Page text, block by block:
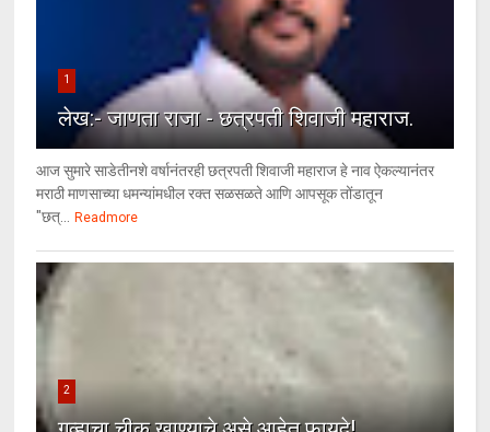
1
लेख:- जाणता राजा - छत्रपती शिवाजी महाराज.
आज सुमारे साडेतीनशे वर्षानंतरही छत्रपती शिवाजी महाराज हे नाव ऐकल्यानंतर
मराठी माणसाच्या धमन्यांमधील रक्त सळसळते आणि आपसूक तोंडातून
"छत्... Readmore
2